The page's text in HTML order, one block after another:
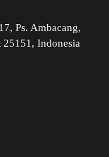
Ps. Ambacang,
25151, Indonesia